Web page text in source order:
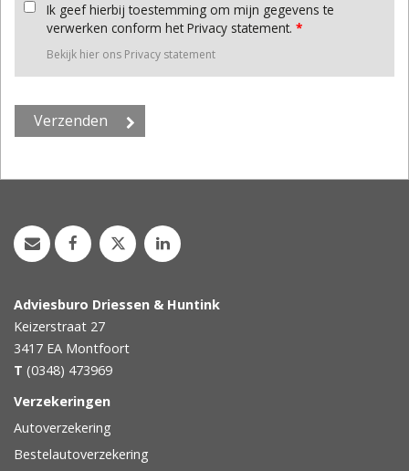
Ik geef hierbij toestemming om mijn gegevens te
verwerken conform het Privacy statement. *
Bekijk hier ons Privacy statement
Adviesburo Driessen & Huntink
Keizerstraat 27
3417 EA Montfoort
T (0348) 473969
Verzekeringen
Autoverzekering
Bestelautoverzekering